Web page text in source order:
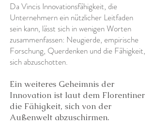
Da Vincis Innovationsfähigkeit, die
Unternehmern ein nützlicher Leitfaden
sein kann, lässt sich in wenigen Worten
zusammenfassen: Neugierde, empirische
Forschung, Querdenken und die Fähigkeit,
sich abzuschotten.
Ein weiteres Geheimnis der
Innovation ist laut dem Florentiner
die Fähigkeit, sich von der
Außenwelt abzuschirmen.